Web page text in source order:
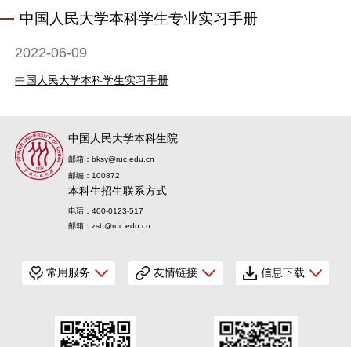
中国人民大学本科学生专业实习手册
2022-06-09
中国人民大学本科学生实习手册
中国人民大学本科生院
邮箱：bksy@ruc.edu.cn
邮编：100872
本科生招生联系方式
电话：400-0123-517
邮箱：zsb@ruc.edu.cn
常用服务 友情链接 信息下载